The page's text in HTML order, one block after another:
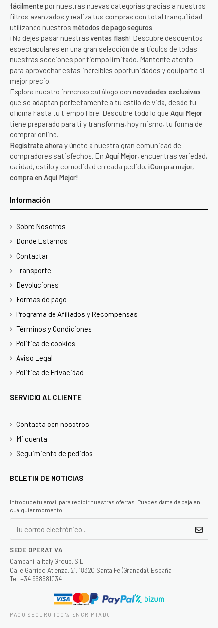
fácilmente por nuestras nuevas categorías gracias a nuestros
filtros avanzados y realiza tus compras con total tranquilidad
utilizando nuestros métodos de pago seguros.
¡No dejes pasar nuestras ventas flash! Descubre descuentos
espectaculares en una gran selección de artículos de todas
nuestras secciones por tiempo limitado. Mantente atento
para aprovechar estas increíbles oportunidades y equiparte al
mejor precio.
Explora nuestro inmenso catálogo con novedades exclusivas
que se adaptan perfectamente a tu estilo de vida, desde tu
oficina hasta tu tiempo libre. Descubre todo lo que Aquí Mejor
tiene preparado para ti y transforma, hoy mismo, tu forma de
comprar online.
Regístrate ahora y únete a nuestra gran comunidad de
compradores satisfechos. En Aquí Mejor, encuentras variedad,
calidad, estilo y comodidad en cada pedido. ¡Compra mejor,
compra en Aquí Mejor!
Información
Sobre Nosotros
Donde Estamos
Contactar
Transporte
Devoluciones
Formas de pago
Programa de Afiliados y Recompensas
Términos y Condiciones
Politica de cookies
Aviso Legal
Politica de Privacidad
SERVICIO AL CLIENTE
Contacta con nosotros
Mi cuenta
Seguimiento de pedidos
BOLETIN DE NOTICIAS
Introduce tu email para recibir nuestras ofertas. Puedes darte de baja en
cualquier momento.
SEDE OPERATIVA
Campanilla Italy Group, S.L.
Calle Garrido Atienza, 21, 18320 Santa Fe (Granada), España
Tel. +34 958581034
PAGO SEGURO 100% ENCRIPTADO